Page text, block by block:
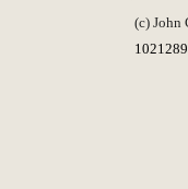
(c) John